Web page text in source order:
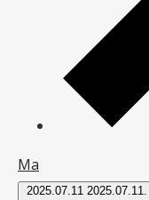
Ma
2025.07.11 2025.07.11.